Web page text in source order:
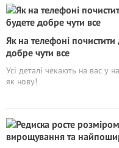
Як на телефоні
добре чути все
Усі деталі чекають на вас у
як нову!